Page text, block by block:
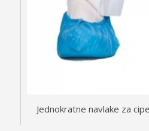
Jednokratne navlake za